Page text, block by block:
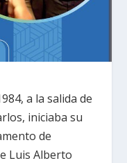
a la salida de
iniciaba su
de
Luis Alberto